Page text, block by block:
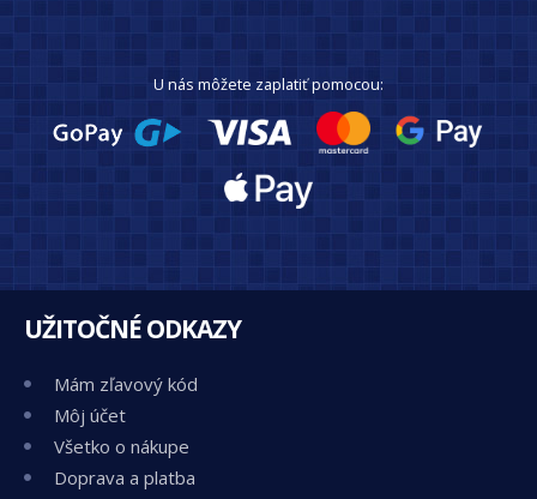
U nás môžete zaplatiť pomocou:
UŽITOČNÉ ODKAZY
Mám zľavový kód
Môj účet
Všetko o nákupe
Doprava a platba